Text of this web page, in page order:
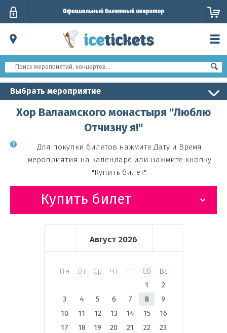
Выбрать мероприятие
Хор Валаамского монастыря "Люблю
Отчизну я!"
Для покупки билетов нажмите Дату и Время
мероприятия на календаре или нажмите кнопку
"Купить билет".
Купить билет
Август 2026
Пн Вт Ср Чт Пт Сб
Вс
1
2
3
4 5 6 7 8
9
10
11 12 13 14 15
16
17
18 19 20 21 22
23